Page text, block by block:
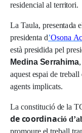
residencial al territori.
La Taula,presentadae
presidentad’Osona A
està presididapel presi
Med ina Serrahima
aquest espaide treball
agents implicats.
Laconstitució dela T
decoordinació d’
promoure el treball tra